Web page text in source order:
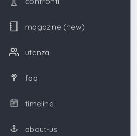
magazine (new)
utenza
faq
timeline
about-us